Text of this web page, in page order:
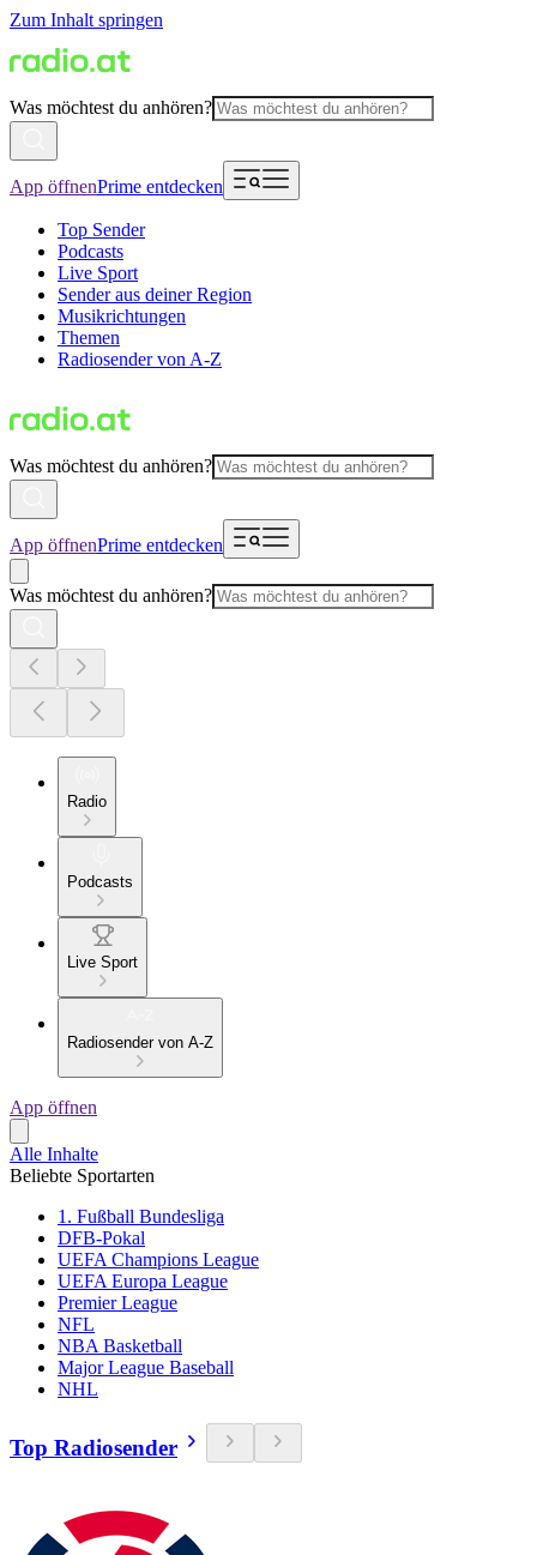
Zum Inhalt springen
Was möchtest du anhören?
App öffnenPrime entdecken
Top Sender
Podcasts
Live Sport
Sender aus deiner Region
Musikrichtungen
Themen
Radiosender von A-Z
Was möchtest du anhören?
App öffnenPrime entdecken
Was möchtest du anhören?
Radio
Podcasts
Live Sport
Radiosender von A-Z
App öffnen
Alle Inhalte
Beliebte Sportarten
1. Fußball Bundesliga
DFB-Pokal
UEFA Champions League
UEFA Europa League
Premier League
NFL
NBA Basketball
Major League Baseball
NHL
Top Radiosender